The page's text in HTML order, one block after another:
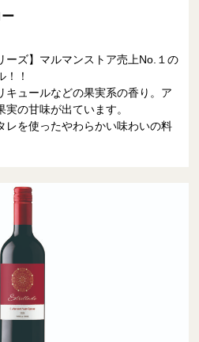
ーズ】マルマンストア売上No.１の
！！
キュールなどの果実系の香り。ア
の甘味が出ています。
レを使ったやわらかい味わいの料